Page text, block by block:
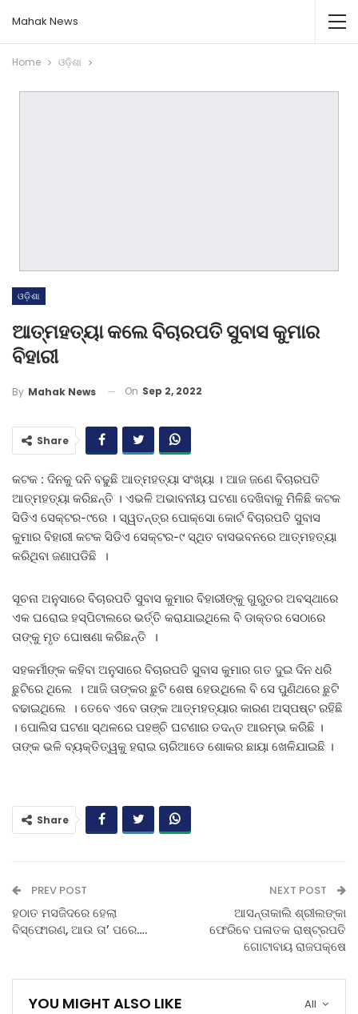
Mahak News
Home ଓଡ଼ିଶା
ଓଡ଼ିଶା
ଆତ୍ମହତ୍ୟା କଲେ ବିଚାରପତି ସୁବାସ କୁମାର
ବିହାରୀ
By Mahak News On Sep 2, 2022
Share
କଟକ : ଦିନକୁ ଦନି ବଢୁଛି ଆତ୍ମହତ୍ୟା ସଂଖ୍ୟା । ଆଜ ଜଣେ ବିଚାରପତି
ଆତ୍ମହତ୍ୟା କରିଛନ୍ତି । ଏଭଳି ଅଭାବନୀୟ ଘଟଣା ଦେଖିବାକୁ ମିଳିଛି କଟକ
ସିଡିଏ ସେକ୍ଟର-୯ରେ । ସ୍ୱତନ୍ତ୍ର ପୋକ୍ସୋ କୋର୍ଟ ବିଚାରପତି ସୁବାସ
କୁମାର ବିହାରୀ କଟକ ସିଡିଏ ସେକ୍ଟର-୯ ସ୍ଥିତ ବାସଭବନରେ ଆତ୍ମହତ୍ୟା
କରିଥିବା ଜଣାପଡିଛି ।
ସୂଚନା ଅନୁସାରେ ବିଚାରପତି ସୁବାସ କୁମାର ବିହାରୀଙ୍କୁ ଗୁରୁତର ଅବସ୍ଥାରେ
ଏକ ଘରୋଇ ହସ୍ପିଟାଲରେ ଭର୍ତ୍ତି କରାଯାଇଥିଲେ ବି ଡାକ୍ତର ସେଠାରେ
ତାଙ୍କୁ ମୃତ ଘୋଷଣା କରିଛନ୍ତି ।
ସହକର୍ମୀଙ୍କ କହିବା ଅନୁସାରେ ବିଚାରପତି ସୁବାସ କୁମାର ଗତ ଦୁଇ ଦିନ ଧରି
ଛୁଟିରେ ଥିଲେ । ଆଜି ତାଙ୍କର ଛୁଟି ଶେଷ ହେଉଥିଲେ ବି ସେ ପୁଣିଥରେ ଛୁଟି
ବଢାଇଥିଲେ । ତେବେ ଏବେ ତାଙ୍କ ଆତ୍ମହତ୍ୟାର କାରଣ ଅସ୍ପଷ୍ଟ ରହିଛି
। ପୋଲିସ ଘଟଣା ସ୍ଥଳରେ ପହଞ୍ଚି ଘଟଣାର ତଦନ୍ତ ଆରମ୍ଭ କରିଛି ।
ତାଙ୍କ ଭଳି ବ୍ୟକ୍ତିତ୍ୱକୁ ହରାଇ ଚାରିଆଡେ ଶୋକର ଛାୟା ଖେଳିଯାଇଛି ।
Share
PREV POST
ହଠାତ ମସଜିଦରେ ହେଲା
ବିସ୍ଫୋରଣ, ଆଉ ତା’ ପରେ….
NEXT POST
ଆସନ୍ତାକାଲି ଶ୍ରୀଲଙ୍କା
ଫେରିବେ ପଳାତକ ରାଷ୍ଟ୍ରପତି
ଗୋଟାବାୟ ରାଜପକ୍ଷେ
All
YOU MIGHT ALSO LIKE